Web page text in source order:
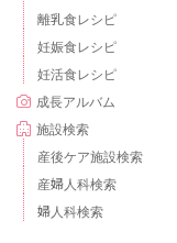
離乳食レシピ
妊娠食レシピ
妊活食レシピ
成長アルバム
施設検索
産後ケア施設検索
産婦人科検索
婦人科検索